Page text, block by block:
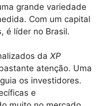
grande variedade
Com um capital
é líder no Brasil.
da XP
atenção. Uma
os investidores.
e